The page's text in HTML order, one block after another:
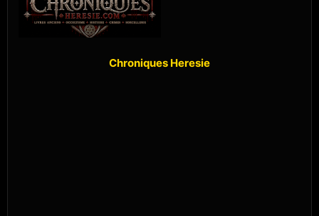
Chroniques Heresie